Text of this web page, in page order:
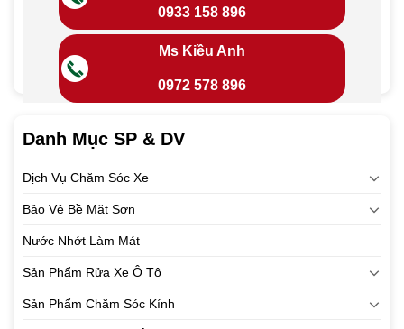
0933 158 896
Ms Kiều Anh
0972 578 896
Danh Mục SP & DV
Dịch Vụ Chăm Sóc Xe
Bảo Vệ Bề Mặt Sơn
Nước Nhớt Làm Mát
Sản Phẩm Rửa Xe Ô Tô
Sản Phẩm Chăm Sóc Kính